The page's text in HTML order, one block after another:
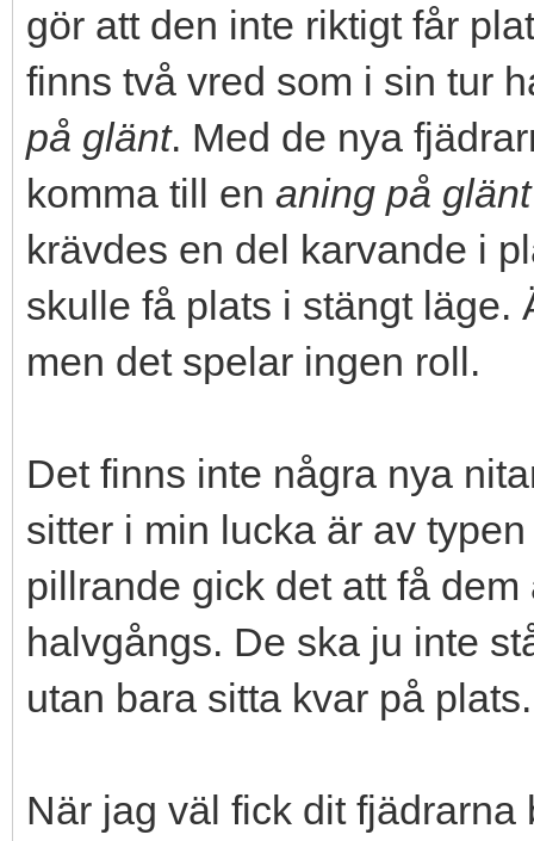
gör att den inte riktigt får
finns två vred som i sin tur
på glänt. Med de nya
komma till en aning på glänt
krävdes en del karvande i
skulle få plats i stängt läge.
men det spelar ingen roll.
Det finns inte några nya
sitter i min lucka är av
pillrande gick det att få
halvgångs. De ska ju inte
utan bara sitta kvar på plats.
När jag väl fick dit